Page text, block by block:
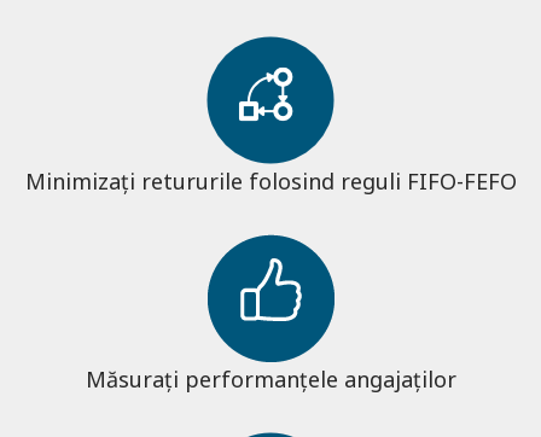
Minimizați retururile folosind reguli FIFO-FEFO
Măsurați performanțele angajaților